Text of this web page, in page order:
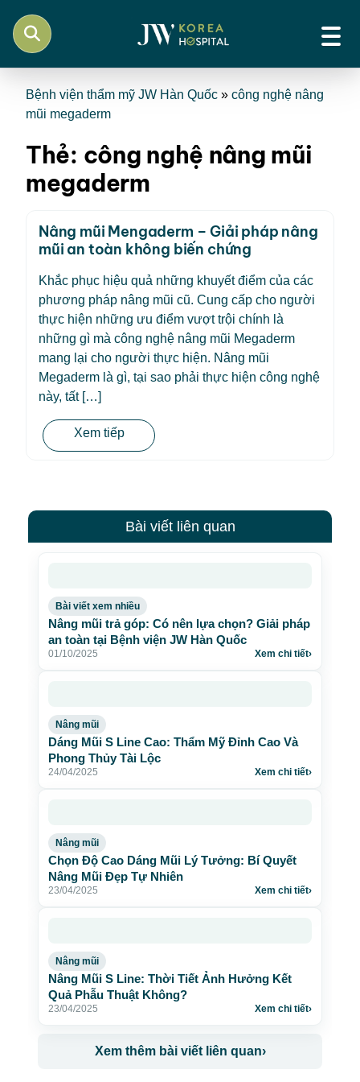
Bệnh viện thẩm mỹ JW Hàn Quốc » công nghệ nâng
mũi megaderm
Thẻ: công nghệ nâng mũi
megaderm
Nâng mũi Mengaderm – Giải pháp nâng
mũi an toàn không biến chứng
Khắc phục hiệu quả những khuyết điểm của các
phương pháp nâng mũi cũ. Cung cấp cho người
thực hiện những ưu điểm vượt trội chính là
những gì mà công nghệ nâng mũi Megaderm
mang lại cho người thực hiện. Nâng mũi
Megaderm là gì, tại sao phải thực hiện công nghệ
này, tất […]
Xem tiếp
Bài viết liên quan
Bài viết xem nhiều
Nâng mũi trả góp: Có nên lựa chọn? Giải pháp
an toàn tại Bệnh viện JW Hàn Quốc
01/10/2025 Xem chi tiết›
Nâng mũi
Dáng Mũi S Line Cao: Thẩm Mỹ Đỉnh Cao Và
Phong Thủy Tài Lộc
24/04/2025 Xem chi tiết›
Nâng mũi
Chọn Độ Cao Dáng Mũi Lý Tưởng: Bí Quyết
Nâng Mũi Đẹp Tự Nhiên
23/04/2025 Xem chi tiết›
Nâng mũi
Nâng Mũi S Line: Thời Tiết Ảnh Hưởng Kết
Quả Phẫu Thuật Không?
23/04/2025 Xem chi tiết›
Xem thêm bài viết liên quan›